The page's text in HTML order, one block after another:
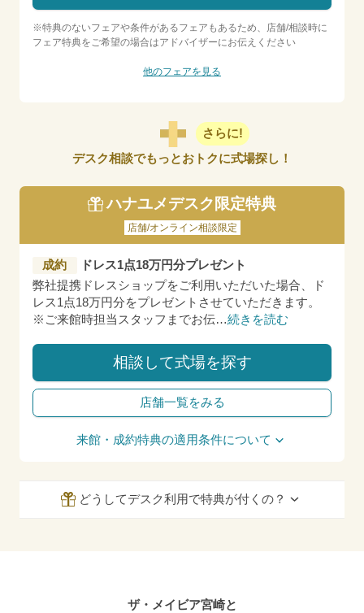
※特典のないフェアや条件があるフェアもあるため、店舗/相談時に
フェア特典をご希望の場合はアドバイザーにお伝えください
他のフェアを見る
さらに!
デスク相談でもっとおトクに式場探し！
ハナユメデスク限定特典
店舗/オンライン相談限定
成約
ドレス1点18万円分プレゼント
弊社提携ドレスショップをご利用いただいた場合、ド
レス1点18万円分をプレゼントさせていただきます。
※ご来館時担当スタッフまでお伝…続きを読む
相談して式場を探す
店舗一覧をみる
来館・成約特典の適用条件について
どうしてデスク利用で特典が付くの？
ザ・メイビア宮崎と